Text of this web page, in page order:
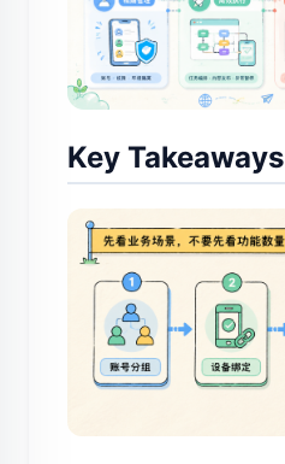
Key Takeaways